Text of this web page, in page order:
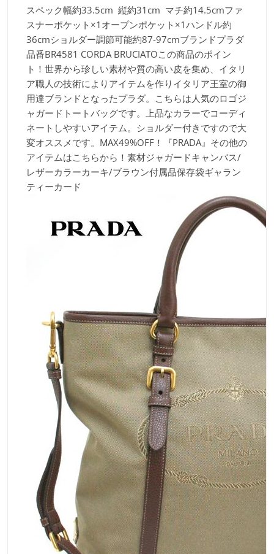
スペック幅約33.5cm 縦約31cm マチ約14.5cmファ
スナーポケット×1オープンポケット×1ハンドル約
36cmショルダー調節可能約87-97cmブランドプラダ
品番BR4581 CORDA BRUCIATOこの商品のポイン
ト！ 世界から珍しい素材や質の高い皮を集め、イタリ
ア職人の技術によりアイテムを作りイタリア王室の御
用達ブランドとなったプラダ。こちらは人気のロゴジ
ャガードトートバッグです。上品なカラーでコーディ
ネートしやすいアイテム。ショルダー付きですので大
変オススメです。MAX49%OFF！『PRADA』その他の
アイテムはこちらから！素材ジャガードキャンバス/
レザーカラーカーキ/ブラウン付属品保存袋ギャラン
ティーカード